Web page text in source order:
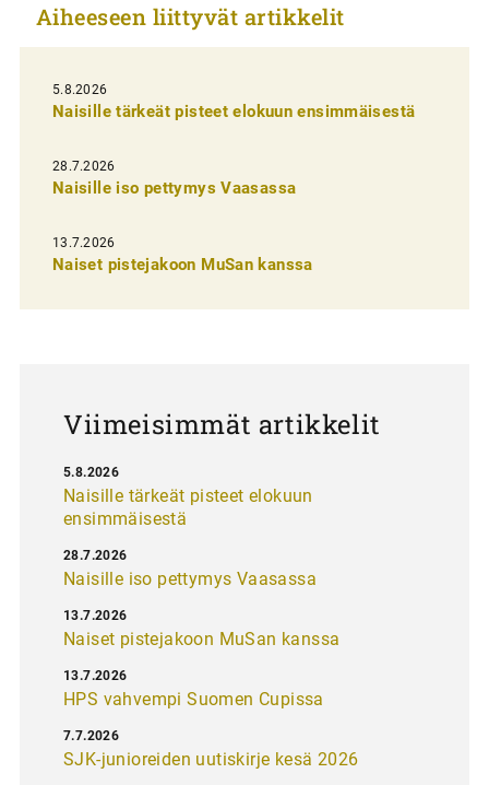
k
e
l
i
e
n
e
Aiheeseen liittyvät artikkelit
5.8.2026
Naisille tärkeät pisteet elokuun ensimmäisestä
28.7.2026
Naisille iso pettymys Vaasassa
13.7.2026
Naiset pistejakoon MuSan kanssa
Viimeisimmät artikkelit
Naisille tärkeät pisteet elokuun
ensimmäisestä
5.8.2026
Naisille iso pettymys Vaasassa
28.7.2026
Naiset pistejakoon MuSan kanssa
13.7.2026
HPS vahvempi Suomen Cupissa
13.7.2026
SJK-junioreiden uutiskirje kesä 2026
7.7.2026